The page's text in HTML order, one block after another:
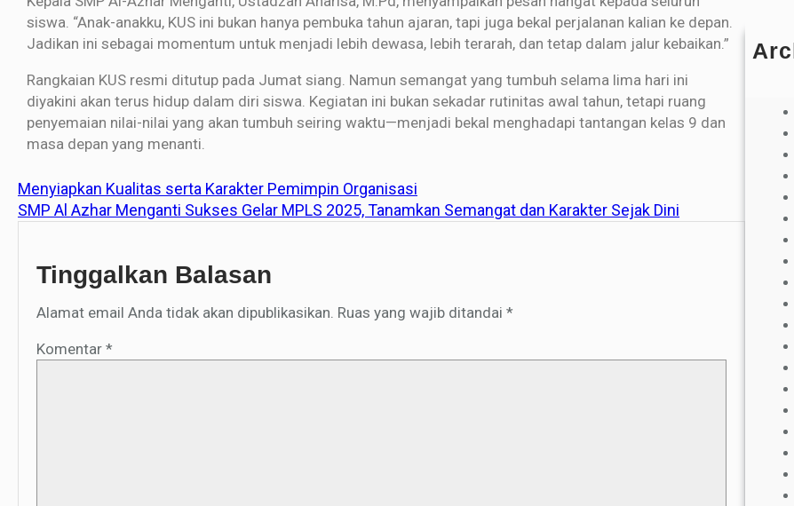
siswa. “Anak-anakku, KUS ini bukan hanya pembuka tahun ajaran, tapi juga bekal perjalanan kalian ke depan.
Jadikan ini sebagai momentum untuk menjadi lebih dewasa, lebih terarah, dan tetap dalam jalur kebaikan.”
Rangkaian KUS resmi ditutup pada Jumat siang. Namun semangat yang tumbuh selama lima hari ini
diyakini akan terus hidup dalam diri siswa. Kegiatan ini bukan sekadar rutinitas awal tahun, tetapi ruang
penyemaian nilai-nilai yang akan tumbuh seiring waktu—menjadi bekal menghadapi tantangan kelas 9 dan
masa depan yang menanti.
Menyiapkan Kualitas serta Karakter Pemimpin Organisasi
SMP Al Azhar Menganti Sukses Gelar MPLS 2025, Tanamkan Semangat dan Karakter Sejak Dini
Tinggalkan Balasan
Alamat email Anda tidak akan dipublikasikan. Ruas yang wajib ditandai *
Komentar *